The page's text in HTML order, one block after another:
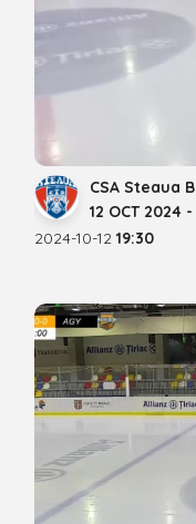
CSA Steaua
12 OCT 2024 -
2024-10-12 19:30